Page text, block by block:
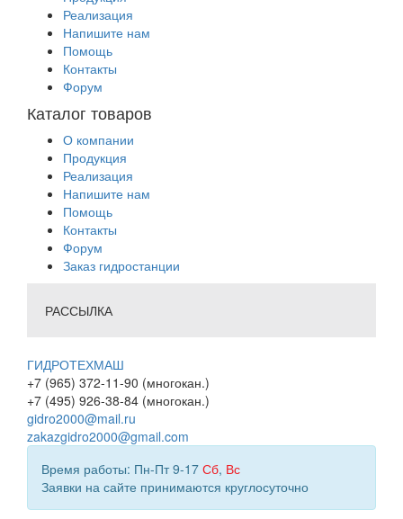
Реализация
Напишите нам
Помощь
Контакты
Форум
Каталог товаров
О компании
Продукция
Реализация
Напишите нам
Помощь
Контакты
Форум
Заказ гидростанции
РАССЫЛКА
ГИДРОТЕХМАШ
+7 (965) 372-11-90 (многокан.)
+7 (495) 926-38-84 (многокан.)
gidro2000@mail.ru
zakazgidro2000@gmail.com
Время работы: Пн-Пт 9-17 Сб, Вс
Заявки на сайте принимаются круглосуточно